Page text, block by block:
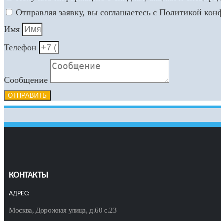
Отправляя заявку, вы соглашаетесь с Политикой
Имя
Телефон
Сообщение
ОТПРАВИТЬ
КОНТАКТЫ
АДРЕС:
Москва, Дорожная улица, д.60 с.23